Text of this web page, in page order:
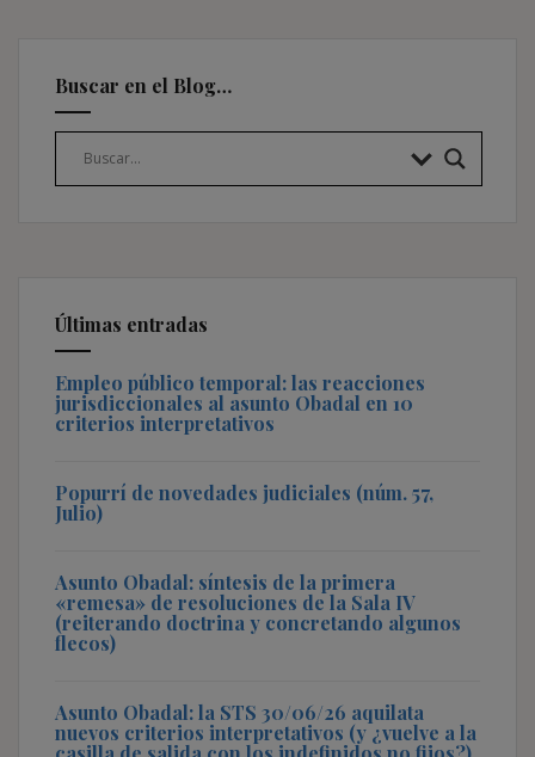
Buscar en el Blog…
Últimas entradas
Empleo público temporal: las reacciones
jurisdiccionales al asunto Obadal en 10
criterios interpretativos
Popurrí de novedades judiciales (núm. 57,
Julio)
Asunto Obadal: síntesis de la primera
«remesa» de resoluciones de la Sala IV
(reiterando doctrina y concretando algunos
flecos)
Asunto Obadal: la STS 30/06/26 aquilata
nuevos criterios interpretativos (y ¿vuelve a la